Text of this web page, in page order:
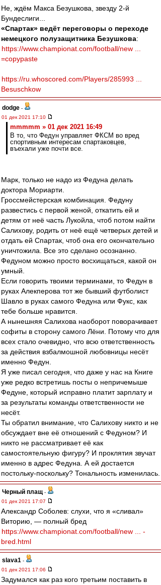
Не, ждём Макса Безушкова, звезду 2-й
Бундеслиги...
«Спартак» ведёт переговоры о переходе
немецкого полузащитника Безушкова:
https://www.championat.com/football/new ...
=copypaste
https://ru.whoscored.com/Players/285993 ...
Besuschkow
dodge -
01 дек 2021 17:10
mmmmm » 01 дек 2021 16:49
В то, что Федун управляет ФКСМ во вред
спортивным интересам спартаковцев,
въехали уже почти все.
Марк, только не надо из Федуна делать
доктора Мориарти.
Гроссмейстерская комбинация. Федуну
развестись с первой женой, откатить ей и
детям от неё часть Лукойла, чтоб потом найти
Салихову, родить от неё ещё четверых детей и
отдать ей Спартак, чтоб она его окончательно
уничтожила. Все это сделано осознанно.
Федуном можно просто восхищаться, какой он
умный.
Если говорить твоими терминами, то Федун в
руках Алекперова тот же бывший футболист
Шавло в руках самого Федуна или Фукс, как
тебе больше нравится.
А нынешняя Салихова наоборот поворачивает
софиты в сторону самого Лёни. Потому что для
всех стало очевидно, что всю ответственность
за действия взбалмошной любовницы несёт
именно Федун.
Я уже писал сегодня, что даже у нас на Книге
уже редко встретишь посты о непричемыше
Федуне, который исправно платит зарплату и
за результаты команды ответственности не
несёт.
Ты обратил внимание, что Салихову никто и не
обсуждает вне её отношений с Федуном? И
никто не рассматривает её как
самостоятельную фигуру? И проклятия звучат
именно в адрес Федуна. А ей достается
постольку-поскольку? Тональность изменилась.
Черный плащ -
01 дек 2021 17:07
Александр Соболев: слухи, что я «сливал»
Виторию, — полный бред
https://www.championat.com/football/new ... -
bred.html
slava1 -
01 дек 2021 17:06
Задумался как раз кого третьим поставить в